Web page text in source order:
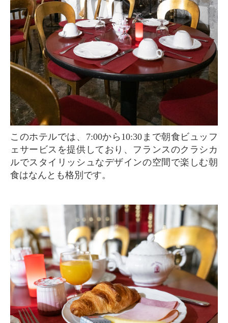
このホテルでは、7:00から10:30まで朝食ビュッフ
ェサービスを提供しており、フランスのクラシカ
ルでスタイリッシュなデザインの空間で楽しむ朝
食はなんとも格別です。